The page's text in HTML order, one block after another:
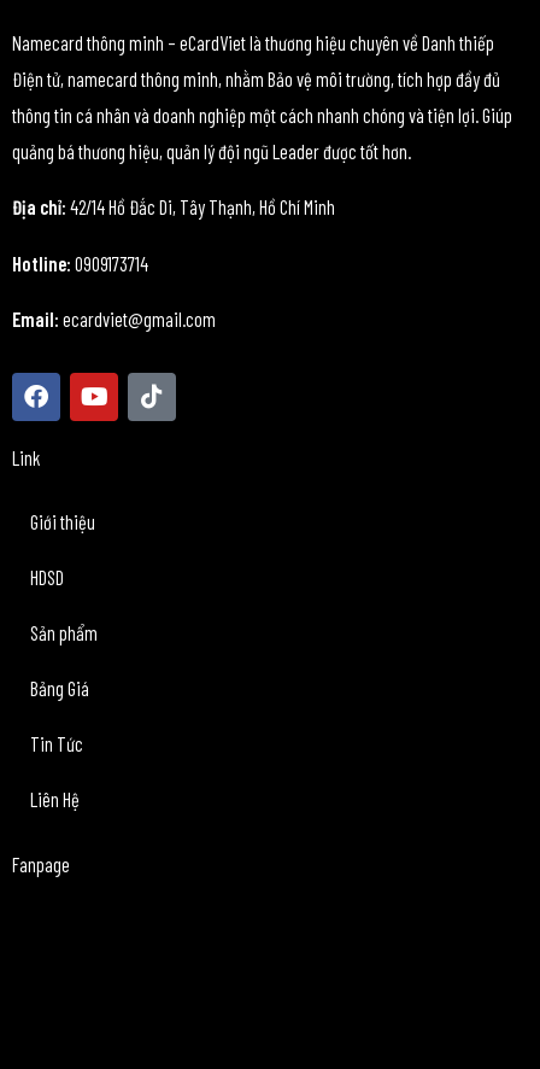
Namecard thông minh – eCardViet là thương hiệu chuyên về Danh thiếp
Điện tử, namecard thông minh, nhằm Bảo vệ môi trường, tích hợp đầy đủ
thông tin cá nhân và doanh nghiệp một cách nhanh chóng và tiện lợi. Giúp
quảng bá thương hiệu, quản lý đội ngũ Leader được tốt hơn.
Địa chỉ: 42/14 Hồ Đắc Di, Tây Thạnh, Hồ Chí Minh
Hotline: 0909173714
Email: ecardviet@gmail.com
F
a
e
o
Y
o
e
T
i
Link
Giới thiệu
HDSD
Sản phẩm
Bảng Giá
Tin Tức
Liên Hệ
Fanpage